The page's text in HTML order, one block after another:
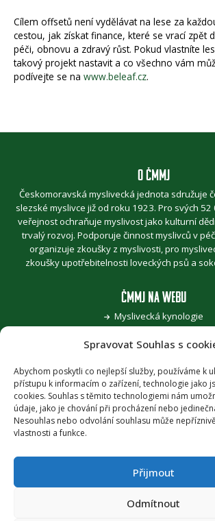
Spravovat Souhlas s
Abychom poskytli co nejlepší služby, používáme k
přístupu k informacím o zařízení, technologie jako
cookies. Souhlas s těmito technologiemi nám
údaje, jako je chování při procházení nebo
Nesouhlas nebo odvolání souhlasu může
vlastnosti a funkce.
Přijmout
Odmítnout
Cílem offsetů není vydělávat na lese za
cestou, jak získat finance, které se vrací zpět
péči, obnovu a zdravý růst. Pokud vlastníte
takový projekt nastavit a co všechno vám
podívejte se na www.beleaf.cz.
O ČMMJ
Českomoravská myslivecká jednota sdružuje
slezské myslivce již od roku 1923. Pro svých
veřejnost ochraňuje myslivost jako kulturní
trvalý rozvoj. Podporuje činnost myslivců v
organizuje zkoušky z myslivosti, pro
zkoušky upotřebitelnosti loveckých psů a
ČMMJ NA WEBU
Myslivecká kynologie
Jak se stát myslivcem
Pro zvěřinu k myslivcům
Šoulání po stopách
Honitba roku
Časopis Myslivost
Ministerstva zemědělství ČR
PRÁVNÍ UJEDNÁNÍ